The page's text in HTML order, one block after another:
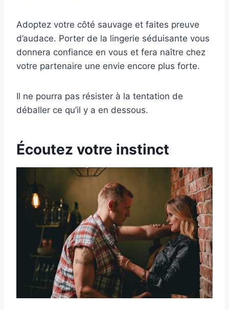
Adoptez votre côté sauvage et faites preuve
d’audace. Porter de la lingerie séduisante vous
donnera confiance en vous et fera naître chez
votre partenaire une envie encore plus forte.
Il ne pourra pas résister à la tentation de
déballer ce qu’il y a en dessous.
Écoutez votre instinct